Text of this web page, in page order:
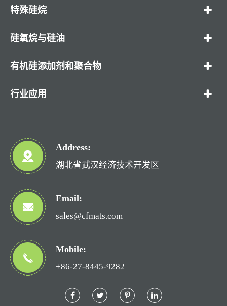
特殊硅烷
硅氧烷与硅油
有机硅添加剂和聚合物
行业应用
Address:
湖北省武汉经济技术开发区
Email:
sales@cfmats.com
Mobile:
+86-27-8445-9282